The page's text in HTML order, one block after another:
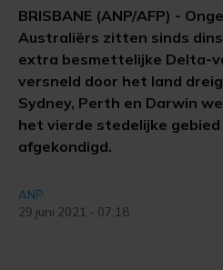
BRISBANE (ANP/AFP) -
Australiërs zitten sinds
extra besmettelijke Delta-
versneld door het land
Sydney, Perth en Darwin
het vierde stedelijke
afgekondigd.
ANP
29 juni 2021 - 07:18